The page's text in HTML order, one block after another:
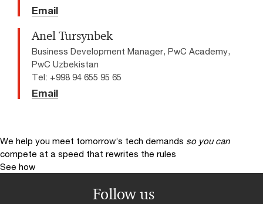
Email
Anel Tursynbek
Business Development Manager, PwC Academy,
PwC Uzbekistan
Tel: +998 94 655 95 65
Email
We help you meet tomorrow’s tech demands so you can
compete at a speed that rewrites the rules
See how
Follow us